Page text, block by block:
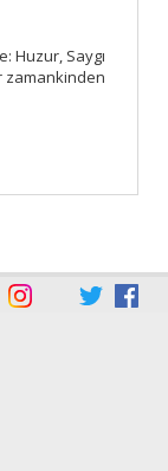
Huzur, Saygı
zamankinden